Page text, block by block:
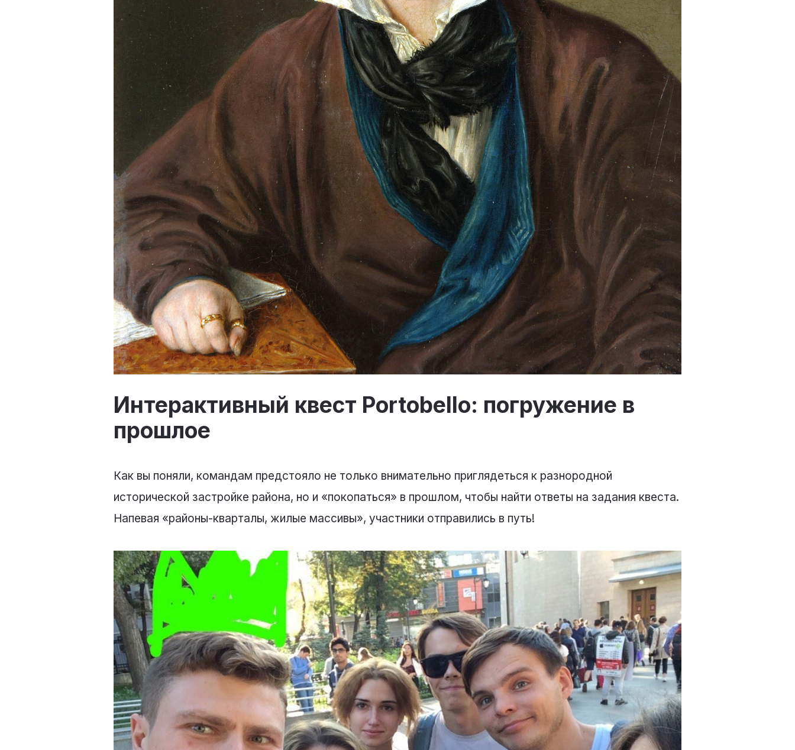
Интерактивный квест Portobello: погружение в
прошлое
Как вы поняли, командам предстояло не только внимательно приглядеться к разнородной
исторической застройке района, но и «покопаться» в прошлом, чтобы найти ответы на задания квеста.
Напевая «районы-кварталы, жилые массивы», участники отправились в путь!